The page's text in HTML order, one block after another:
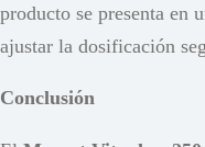
producto se presenta en
ajustar la dosificación
Conclusión